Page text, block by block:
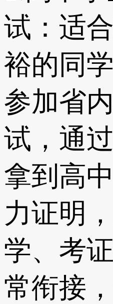
试：适
裕的同
参加省
试，通
拿到高
力证明
学、考
常衔接